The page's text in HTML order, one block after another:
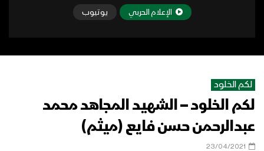
الإعلام الحربي يوتيوب
لكم الخلود
لكم الخلود – الشهيد المجاهد محمد
عبدالرحمن حسن فايع (ميثم)
23/04/2021